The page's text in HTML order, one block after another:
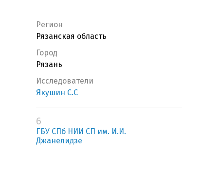
Регион
Рязанская область
Город
Рязань
Исследователи
Якушин С.С
6
ГБУ СПб НИИ СП им. И.И.
Джанелидзе